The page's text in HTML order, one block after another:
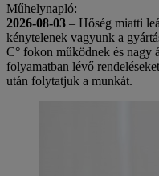
Műhelynapló:
2026-08-03 – Hőség miatti
kénytelenek vagyunk a
C° fokon működnek és nagy
folyamatban lévő
után folytatjuk a munkát.